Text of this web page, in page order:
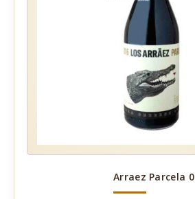
Arraez Parcela 0